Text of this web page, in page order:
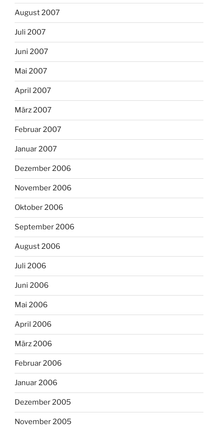
August 2007
Juli 2007
Juni 2007
Mai 2007
April 2007
März 2007
Februar 2007
Januar 2007
Dezember 2006
November 2006
Oktober 2006
September 2006
August 2006
Juli 2006
Juni 2006
Mai 2006
April 2006
März 2006
Februar 2006
Januar 2006
Dezember 2005
November 2005